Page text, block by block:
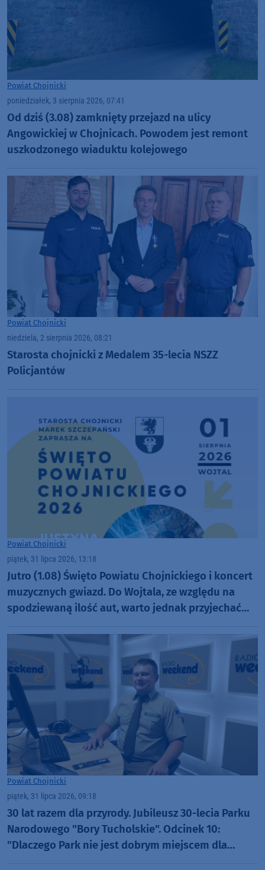
Powiat Chojnicki
poniedziałek, 3 sierpnia 2026, 07:41
Od dziś (3.08) zamknięty przejazd na ulicy
Angowickiej w Chojnicach. Powodem jest remont
uszkodzonego wiaduktu kolejowego
Powiat Chojnicki
niedziela, 2 sierpnia 2026, 08:21
Starosta chojnicki z Medalem 35-lecia NSZZ
Policjantów
Powiat Chojnicki
piątek, 31 lipca 2026, 13:18
Jutro (1.08) Święto Powiatu Chojnickiego i koncert
muzycznych gwiazd. Do Wojtala, ze względu na
spodziewaną ilość aut, warto jednak przyjechać
Powiat Chojnicki
piątek, 31 lipca 2026, 09:18
30 lat razem dla przyrody. Jubileusz 30-lecia Parku
Narodowego "Bory Tucholskie". Odcinek 10:
"Dlaczego Park nie jest dobrym miejscem dla